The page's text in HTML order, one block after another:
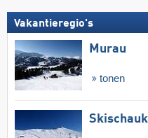
Vakantieregio's
Murau
tonen